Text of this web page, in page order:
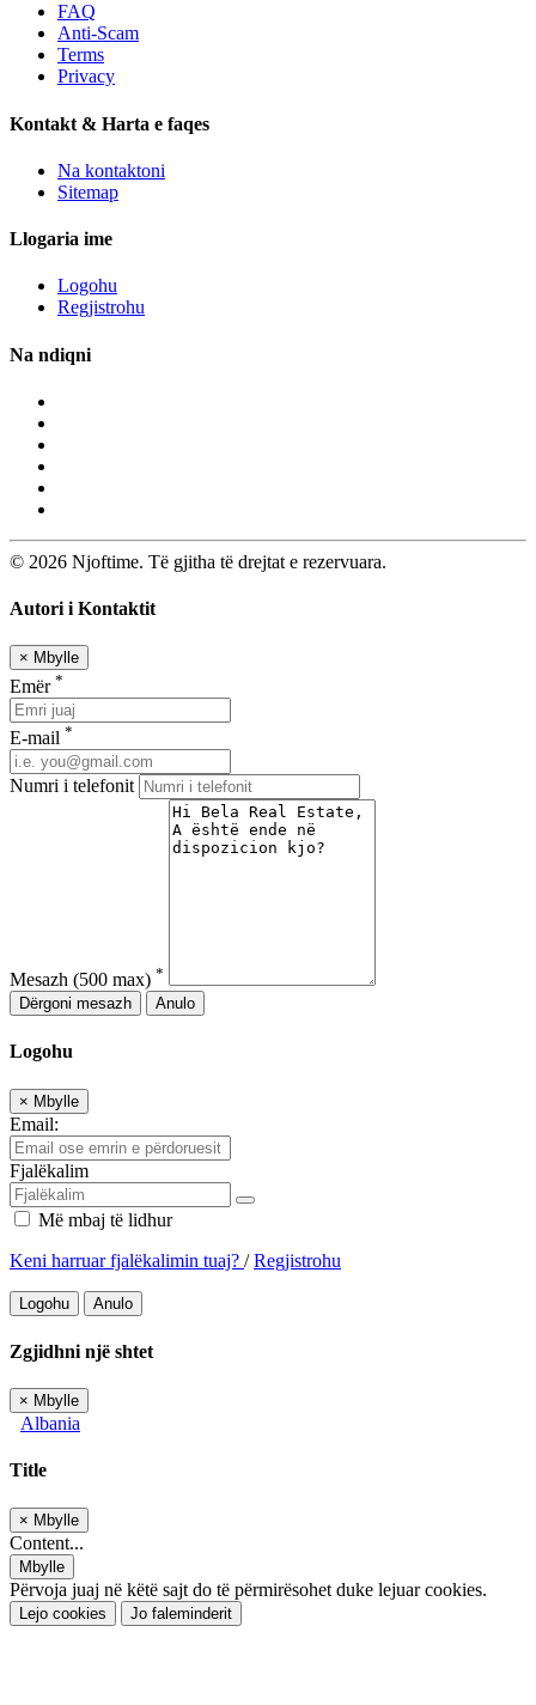
FAQ
Anti-Scam
Terms
Privacy
Kontakt & Harta e faqes
Na kontaktoni
Sitemap
Llogaria ime
Logohu
Regjistrohu
Na ndiqni
© 2026 Njoftime. Të gjitha të drejtat e rezervuara.
Autori i Kontaktit
× Mbylle
Emër *
E-mail *
Numri i telefonit
Mesazh (500 max) *
Dërgoni mesazh
Anulo
Logohu
× Mbylle
Email:
Fjalëkalim
Më mbaj të lidhur
Keni harruar fjalëkalimin tuaj? /Regjistrohu
Logohu Anulo
Zgjidhni një shtet
× Mbylle
Albania
Title
× Mbylle
Content...
Mbylle
Përvoja juaj në këtë sajt do të përmirësohet duke lejuar cookies.
Lejo cookies Jo faleminderit